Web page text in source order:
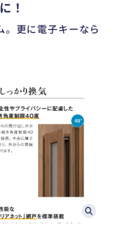
！
。更に電子キーなら